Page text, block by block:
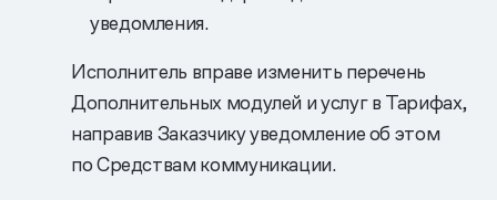
уведомления.
Исполнитель вправе изменить перечень
Дополнительных модулей и услуг в Тарифах,
направив Заказчику уведомление об этом
по Средствам коммуникации.